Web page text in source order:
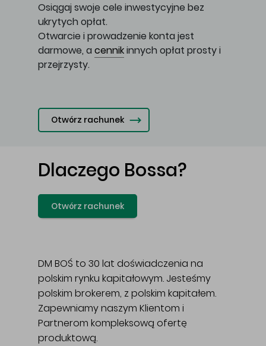
Osiągaj swoje cele inwestycyjne bez
ukrytych opłat.
Otwarcie i prowadzenie konta jest
darmowe, a cennikinnych opłat prosty i
przejrzysty.
Otwórz rachunek
Dlaczego Bossa?
Otwórz rachunek
DM BOŚ to 30 lat doświadczenia na
polskim rynku kapitałowym. Jesteśmy
polskim brokerem, z polskim kapitałem.
Zapewniamy naszym Klientom i
Partnerom kompleksową ofertę
produktową.